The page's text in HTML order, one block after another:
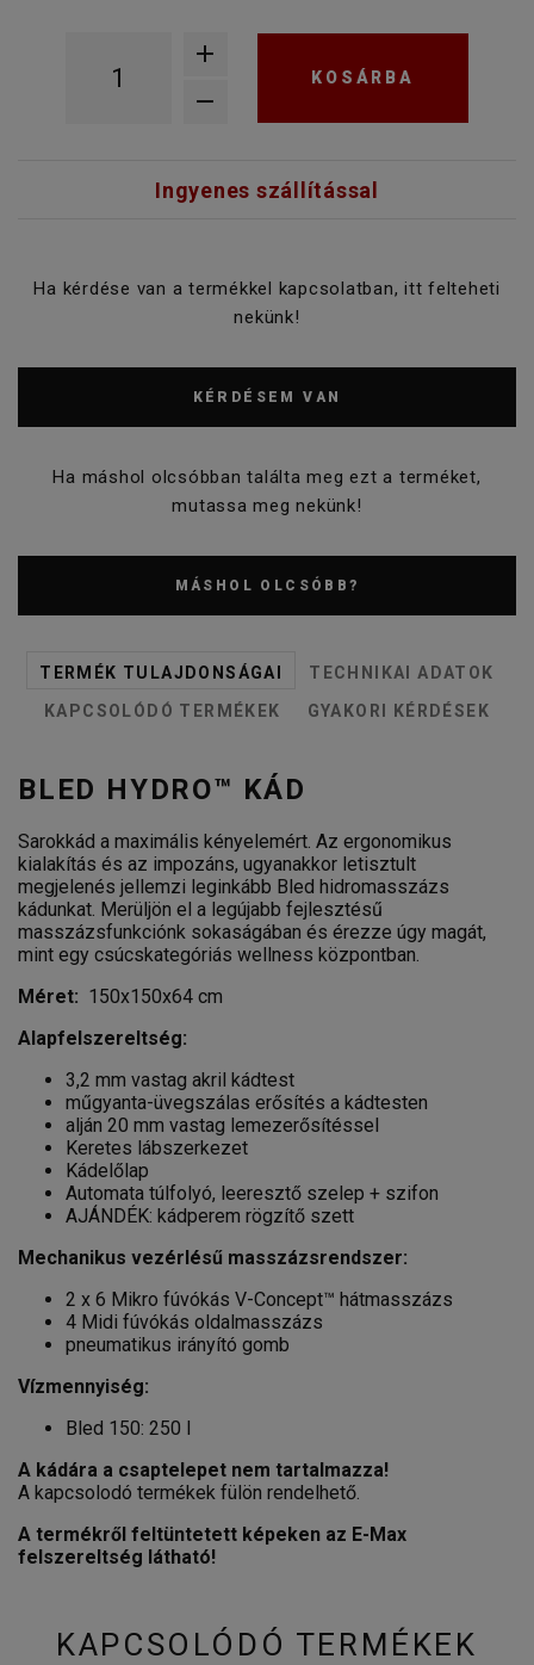
KOSÁRBA
Ingyenes szállítással
Ha kérdése van a termékkel kapcsolatban, itt felteheti
nekünk!
KÉRDÉSEM VAN
Ha máshol olcsóbban találta meg ezt a terméket,
mutassa meg nekünk!
MÁSHOL OLCSÓBB?
TERMÉK TULAJDONSÁGAI
TECHNIKAI ADATOK
KAPCSOLÓDÓ TERMÉKEK
GYAKORI KÉRDÉSEK
BLED HYDRO™ KÁD
Sarokkád a maximális kényelemért. Az ergonomikus
kialakítás és az impozáns, ugyanakkor letisztult
megjelenés jellemzi leginkább Bled hidromasszázs
kádunkat. Merüljön el a legújabb fejlesztésű
masszázsfunkciónk sokaságában és érezze úgy magát,
mint egy csúcskategóriás wellness központban.
Méret: 150x150x64 cm
Alapfelszereltség:
3,2 mm vastag akril kádtest
műgyanta-üvegszálas erősítés a kádtesten
alján 20 mm vastag lemezerősítéssel
Keretes lábszerkezet
Kádelőlap
Automata túlfolyó, leeresztő szelep + szifon
AJÁNDÉK: kádperem rögzítő szett
Mechanikus vezérlésű masszázsrendszer:
2 x 6 Mikro fúvókás V-Concept™ hátmasszázs
4 Midi fúvókás oldalmasszázs
pneumatikus irányító gomb
Vízmennyiség:
Bled 150: 250 l
A kádára a csaptelepet nem tartalmazza!
A kapcsolodó termékek fülön rendelhető.
A termékről feltüntetett képeken az E-Max
felszereltség látható!
KAPCSOLÓDÓ TERMÉKEK